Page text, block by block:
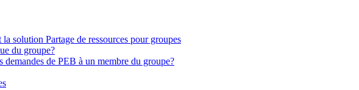
solution Partage de ressources pour groupes
du groupe?
de PEB à un membre du groupe?